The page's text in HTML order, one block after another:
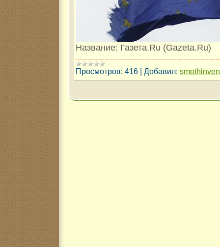
Название: Газета.Ru (Gazeta.Ru)
Просмотров: 416 Добавил: